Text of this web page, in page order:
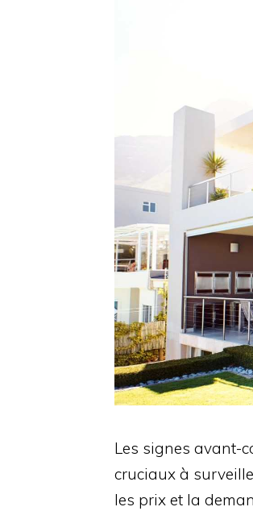
Les signes avant-
cruciaux à
les prix et la